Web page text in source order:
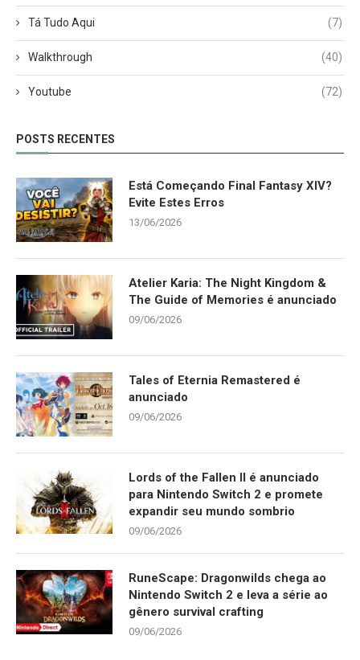
Tá Tudo Aqui (7)
Walkthrough (40)
Youtube (72)
POSTS RECENTES
Está Começando Final Fantasy XIV?
Evite Estes Erros
13/06/2026
Atelier Karia: The Night Kingdom &
The Guide of Memories é anunciado
09/06/2026
Tales of Eternia Remastered é
anunciado
09/06/2026
Lords of the Fallen II é anunciado
para Nintendo Switch 2 e promete
expandir seu mundo sombrio
09/06/2026
RuneScape: Dragonwilds chega ao
Nintendo Switch 2 e leva a série ao
gênero survival crafting
09/06/2026